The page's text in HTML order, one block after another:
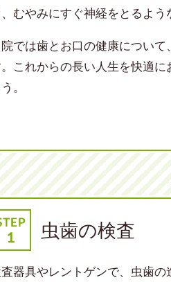
むやみにすぐ神経をとるよう
では歯とお口の健康につい
これからの長い人生を快適
。
虫歯の検査
器具やレントゲンで、虫歯の